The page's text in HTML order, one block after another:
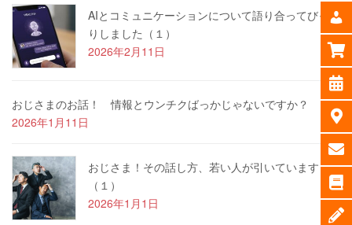
AIとコミュニケーションについて語り合ってびっく
りしました（１）
2026年2月11日
おじさまのお話！ 情報とウンチクばっかじゃないですか？
2026年1月11日
おじさま！その話し方、若い人が引いています
（１）
2026年1月1日